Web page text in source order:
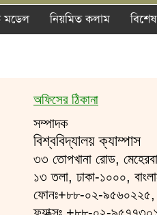
মডেল নিয়মিত কলাম
অফিসের ঠিকানা
সম্পাদক
বিশ্ববিদ্যালয় ক্যাম্পাস
৩৩ তোপখানা রোড,
১৩ তলা, ঢাকা-১০০০,
ফোনঃ+৮৮-০২-